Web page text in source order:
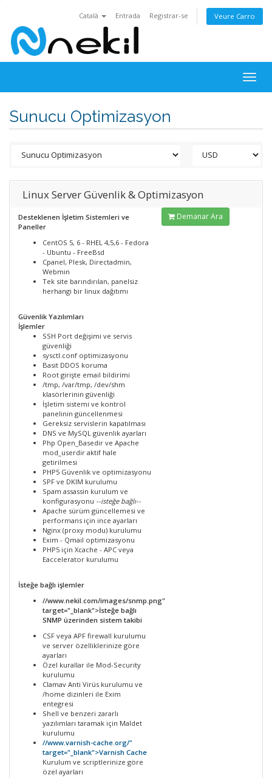
Català Entrada Registrar-se Veure Carro
Sunucu Optimizasyon
Linux Server Güvenlik & Optimizasyon
Desteklenen İşletim Sistemleri ve
Paneller
CentOS 5, 6 - RHEL 4,5,6 - Fedora
- Ubuntu - FreeBsd
Cpanel, Plesk, Directadmin,
Webmin
Tek site barındırılan, panelsiz
herhangi bir linux dağıtımı
Güvenlik Yazılımları
İşlemler
SSH Port değişimi ve servis
güvenliği
sysctl.conf optimizasyonu
Basit DDOS koruma
Root girişte email bildirimi
/tmp, /var/tmp, /dev/shm
klasörlerinin güvenliği
İşletim sistemi ve kontrol
panelinin güncellenmesi
Gereksiz servislerin kapatılması
DNS ve MySQL güvenlik ayarları
Php Open_Basedir ve Apache
mod_userdir aktif hale
getirilmesi
PHP5 Güvenlik ve optimizasyonu
SPF ve DKIM kurulumu
Spam assassin kurulum ve
konfigurasyonu --isteğe bağlı--
Apache sürüm güncellemesi ve
performans için ince ayarları
Nginx (proxy modu) kurulumu
Exim - Qmail optimizasyonu
PHP5 için Xcache - APC veya
Eaccelerator kurulumu
İsteğe bağlı işlemler
//www.nekil.com/images/snmp.png"
target="_blank">İsteğe bağlı
SNMP üzerinden sistem takibi
CSF veya APF firewall kurulumu
ve server özelliklerinize göre
ayarları
Özel kurallar ile Mod-Security
kurulumu
Clamav Anti Virüs kurulumu ve
/home dizinleri ile Exim
entegresi
Shell ve benzeri zararlı
yazılımları taramak için Maldet
kurulumu
//www.varnish-cache.org/"
target="_blank">Varnish Cache
Kurulum ve scriptlerinize göre
özel ayarları
Demanar Ara